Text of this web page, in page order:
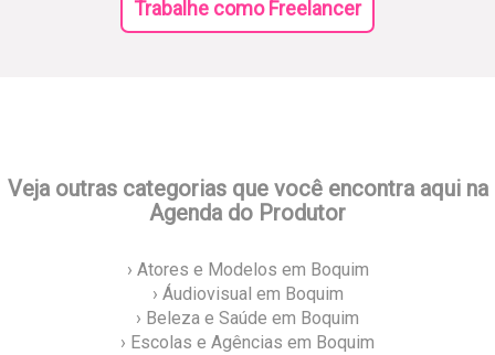
Trabalhe como Freelancer
Veja outras categorias que você encontra aqui na
Agenda do Produtor
› Atores e Modelos em Boquim
› Áudiovisual em Boquim
› Beleza e Saúde em Boquim
› Escolas e Agências em Boquim